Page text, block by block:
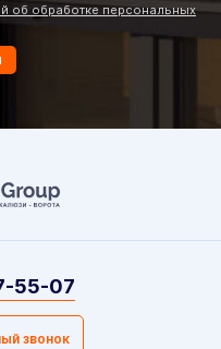
об обработке персональных
55-07
звонок